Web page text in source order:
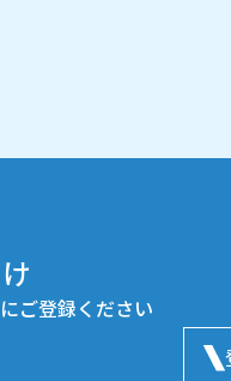
ご登録ください